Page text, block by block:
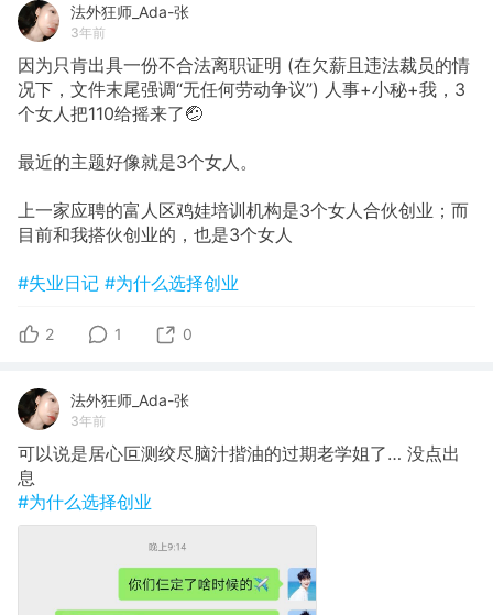
法外狂师_Ada-张
3年前
因为只肯出具一份不合法离职证明 (在欠薪且违法裁员的情
况下，文件末尾强调“无任何劳动争议”) 人事+小秘+我，3
个女人把110给摇来了🤕
最近的主题好像就是3个女人。
上一家应聘的富人区鸡娃培训机构是3个女人合伙创业；而
目前和我搭伙创业的，也是3个女人
#失业日记 #为什么选择创业
2 1 0
法外狂师_Ada-张
3年前
可以说是居心叵测绞尽脑汁揩油的过期老学姐了… 没点出
息
#为什么选择创业